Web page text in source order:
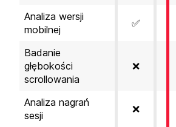
Analiza wersji
mobilnej
✅
Badanie
głębokości
scrollowania
❌
Analiza nagrań
sesji
❌